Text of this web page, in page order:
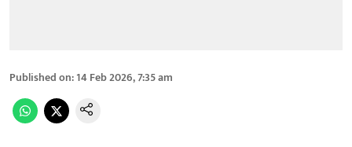
Published on:14 Feb 2026, 7:35 am